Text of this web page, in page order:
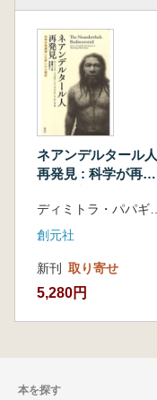
ネアンデルタール人
再発見 : 科学が再構
創元社
新刊 取り寄せ
5,280円
本を探す